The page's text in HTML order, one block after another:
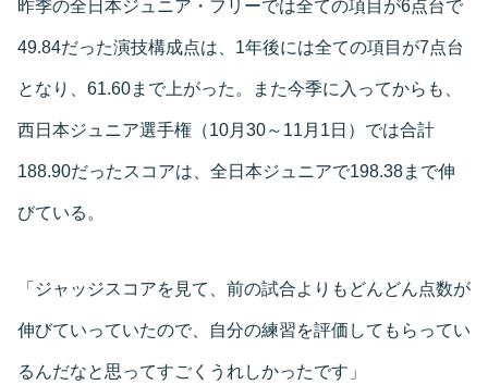
昨季の全日本ジュニア・フリーでは全ての項目が6点台で
49.84だった演技構成点は、1年後には全ての項目が7点台
となり、61.60まで上がった。また今季に入ってからも、
西日本ジュニア選手権（10月30～11月1日）では合計
188.90だったスコアは、全日本ジュニアで198.38まで伸
びている。
「ジャッジスコアを見て、前の試合よりもどんどん点数が
伸びていっていたので、自分の練習を評価してもらってい
るんだなと思ってすごくうれしかったです」